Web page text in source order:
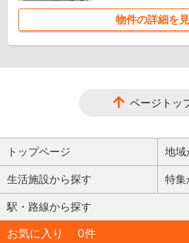
物件の詳細を
ページトッ
トップページ 地域
生活施設から探す 特集
駅・路線から探す
お気に入り
0件